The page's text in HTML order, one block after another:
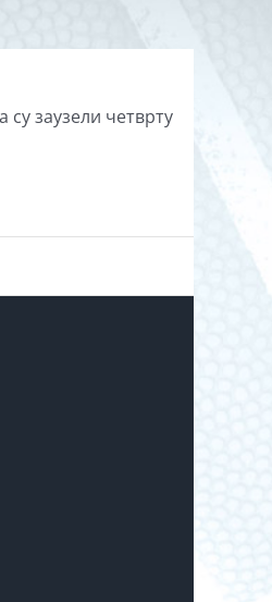
заузели четврту